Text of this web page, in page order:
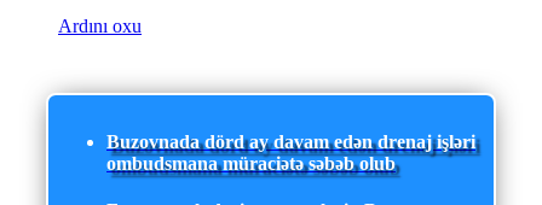
Ardını oxu
Buzovnada dörd ay davam edən drenaj işləri
ombudsmana müraciətə səbəb olub